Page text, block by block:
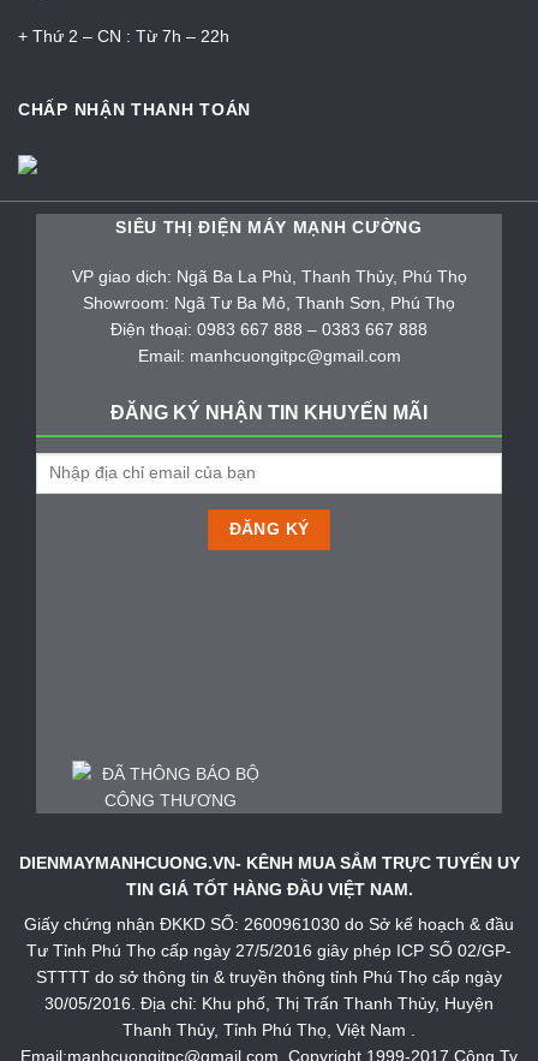
+ Thứ 2 – CN : Từ 7h – 22h
CHẤP NHẬN THANH TOÁN
SIÊU THỊ ĐIỆN MÁY MẠNH CƯỜNG
VP giao dịch: Ngã Ba La Phù, Thanh Thủy, Phú Thọ
Showroom: Ngã Tư Ba Mỏ, Thanh Sơn, Phú Thọ
Điện thoại: 0983 667 888 – 0383 667 888
Email: manhcuongitpc@gmail.com
ĐĂNG KÝ NHẬN TIN KHUYẾN MÃI
DIENMAYMANHCUONG.VN- KÊNH MUA SẮM TRỰC TUYẾN UY
TIN GIÁ TỐT HÀNG ĐẦU VIỆT NAM.
Giấy chứng nhận ĐKKD SỐ: 2600961030 do Sở kế hoạch & đầu
Tư Tỉnh Phú Thọ cấp ngày 27/5/2016 giây phép ICP SỐ 02/GP-
STTTT do sở thông tin & truyền thông tỉnh Phú Thọ cấp ngày
30/05/2016. Địa chỉ: Khu phố, Thị Trấn Thanh Thủy, Huyện
Thanh Thủy, Tỉnh Phú Thọ, Việt Nam .
Email:manhcuongitpc@gmail.com. Copyright 1999-2017 Công Ty